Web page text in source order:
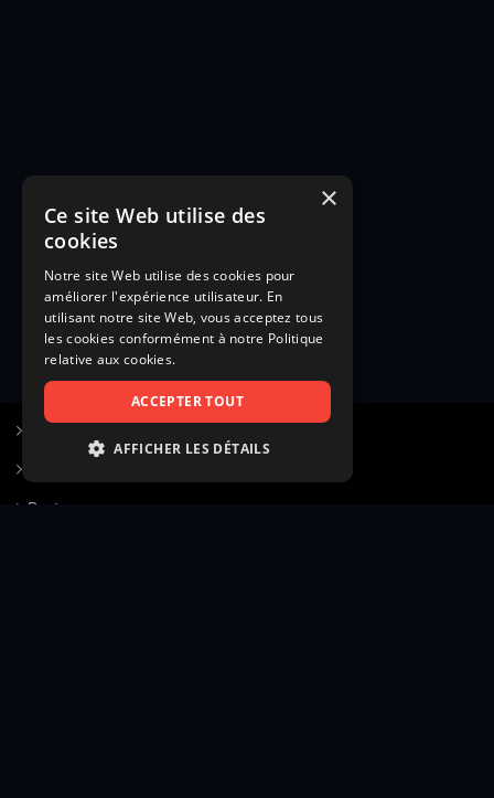
Poster une annonce
×
Ce site Web utilise des
cookies
Notre site Web utilise des cookies pour
améliorer l'expérience utilisateur. En
utilisant notre site Web, vous acceptez tous
les cookies conformément à notre Politique
relative aux cookies.
ACCEPTER TOUT
AFFICHER LES DÉTAILS